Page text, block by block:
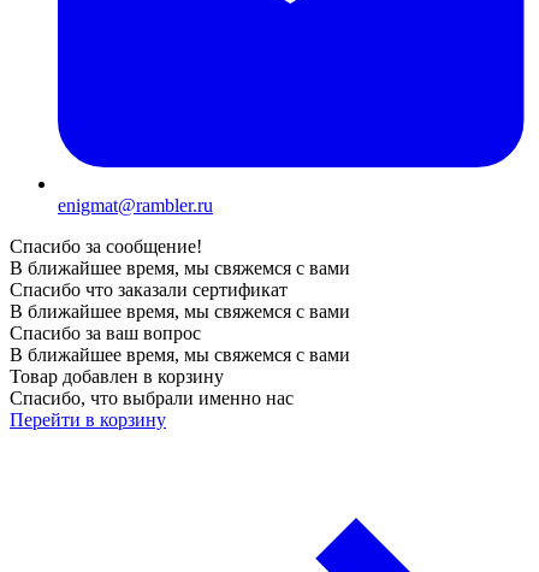
enigmat@rambler.ru
Спасибо за сообщение!
В ближайшее время, мы свяжемся с вами
Спасибо что заказали сертификат
В ближайшее время, мы свяжемся с вами
Спасибо за ваш вопрос
В ближайшее время, мы свяжемся с вами
Товар добавлен в корзину
Спасибо, что выбрали именно нас
Перейти в корзину